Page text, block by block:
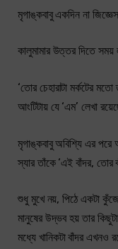
মৃগাঙ্কবাবু একদিন না
কালুমামার উত্তর দিতে সময়
‘তোর চেহারাটা মর্কটের
আংটিটায় যে ‘এম’ লেখা
মৃগাঙ্কবাবু অবিশ্যি এর পরে
স্যার তাঁকে ‘এই বাঁদর, তোর
শুধু মুখে নয়, পিঠে একটা
মানুষের উদ্ভব হয় তার
মধ্যে খানিকটা বাঁদর এখনও